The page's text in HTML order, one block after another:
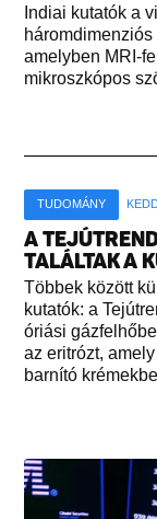
Indiai kutatók a
amelyben MRI-
mikroszkópos
TUDOMÁNY
A
TALÁLTAK A
Többek között
kutatók: a
óriási
az eritrózt,
barnító